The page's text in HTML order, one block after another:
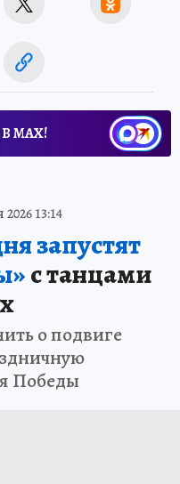
МАХ!
13:14
запустят
с танцами
о подвиге
Победы